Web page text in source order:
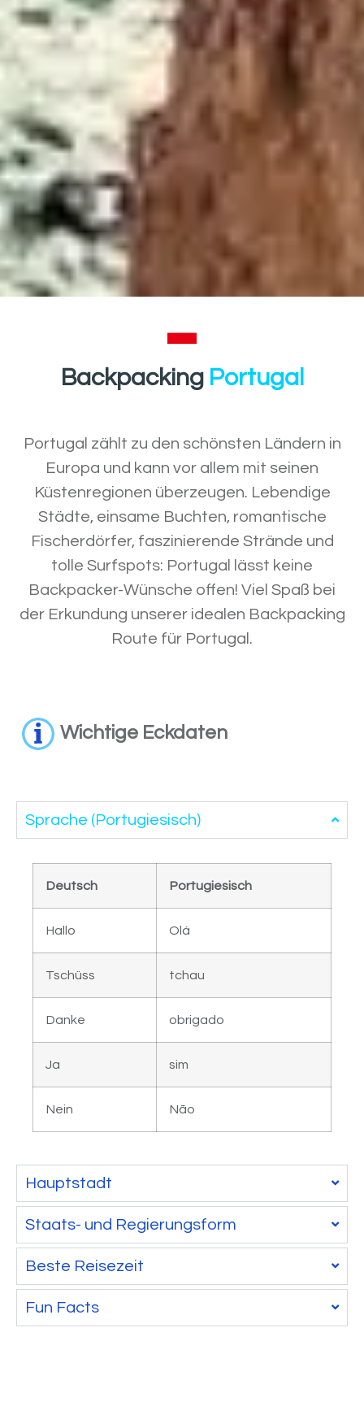
Backpacking Portugal
Portugal zählt zu den schönsten Ländern in
Europa und kann vor allem mit seinen
Küstenregionen überzeugen. Lebendige
Städte, einsame Buchten, romantische
Fischerdörfer, faszinierende Strände und
tolle Surfspots: Portugal lässt keine
Backpacker-Wünsche offen! Viel Spaß bei
der Erkundung unserer idealen Backpacking
Route für Portugal.
Wichtige Eckdaten
Sprache (Portugiesisch)
Deutsch Portugiesisch
Hallo Olá
Tschüss tchau
Danke obrigado
Ja sim
Nein Não
Hauptstadt
Staats- und Regierungsform
Beste Reisezeit
Fun Facts